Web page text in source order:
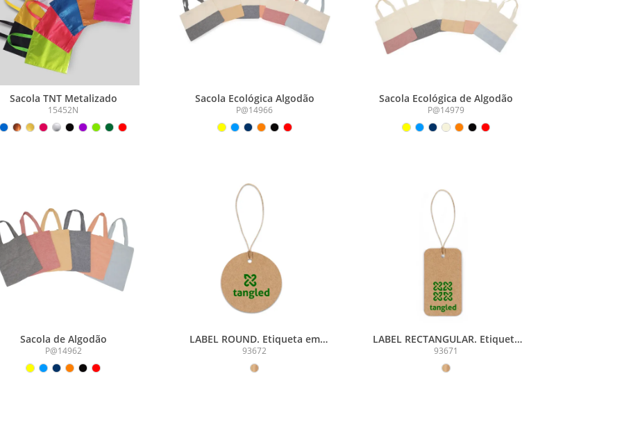
Sacola TNT Metalizado
15452N
Sacola Ecológica Algodão
P@14966
Sacola Ecológica de Algodão
P@14979
Sacola de Algodão
P@14962
LABEL ROUND. Etiqueta em
papel 100% reciclado (700 g/m²)
com formato circular
93672
LABEL RECTANGULAR. Etiqueta
em papel 100% reciclado (700
g/m²) com formato retangular
93671